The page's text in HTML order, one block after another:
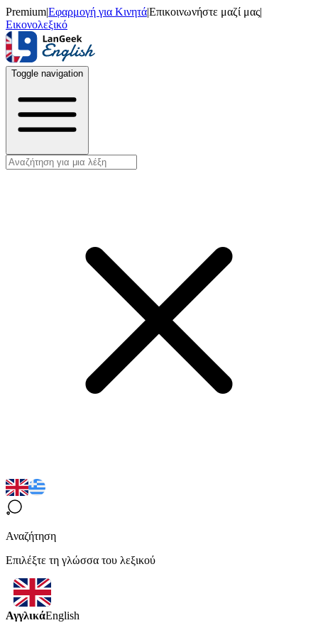
Premium|Εφαρμογή για Κινητά|Επικοινωνήστε μαζί μας|
Εικονολεξικό
Toggle navigation
Αναζήτηση
Επιλέξτε τη γλώσσα του λεξικού
ΑγγλικάEnglish